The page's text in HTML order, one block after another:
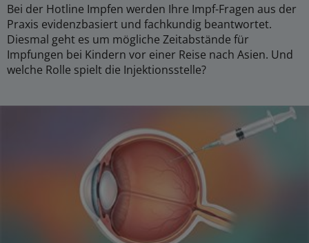
Bei der Hotline Impfen werden Ihre Impf-Fragen aus der
Praxis evidenzbasiert und fachkundig beantwortet.
Diesmal geht es um mögliche Zeitabstände für
Impfungen bei Kindern vor einer Reise nach Asien. Und
welche Rolle spielt die Injektionsstelle?